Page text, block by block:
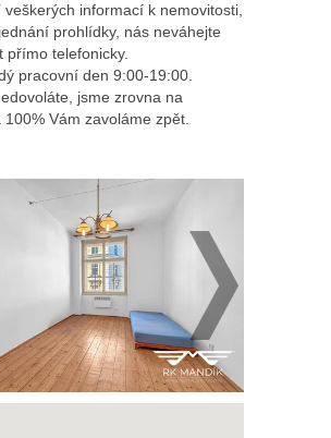
veškerých informací k nemovitosti,
prohlídky, nás neváhejte
přímo telefonicky.
pracovní den 9:00-19:00.
jsme zrovna na
100% Vám zavoláme zpět.